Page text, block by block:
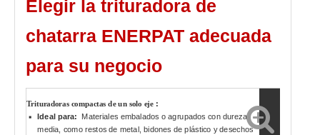
Elegir la trituradora de
chatarra ENERPAT adecuada
para su negocio
Trituradoras compactas de un solo eje :
Ideal para: Materiales embalados o agrupados con dureza
media, como restos de metal, bidones de plástico y desechos